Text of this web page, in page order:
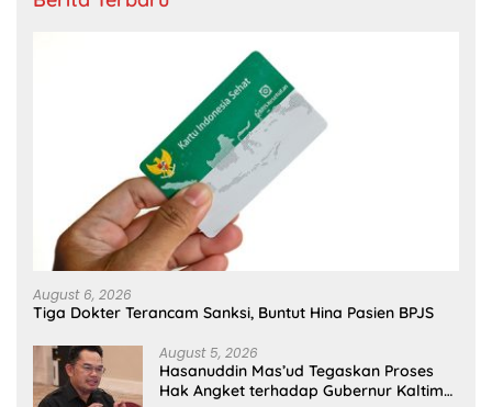
August 6, 2026
Tiga Dokter Terancam Sanksi, Buntut Hina Pasien BPJS
August 5, 2026
Hasanuddin Mas’ud Tegaskan Proses
Hak Angket terhadap Gubernur Kaltim